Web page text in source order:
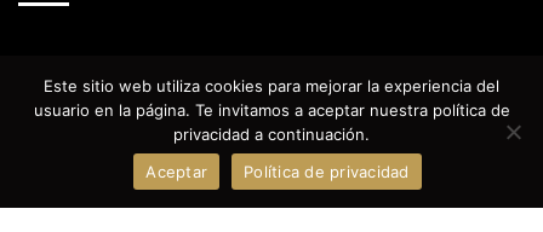
Textos legales
Este sitio web utiliza cookies para mejorar la experiencia del
usuario en la página. Te invitamos a aceptar nuestra política de
privacidad a continuación.
Aceptar
Política de privacidad
¡Escríbenos!